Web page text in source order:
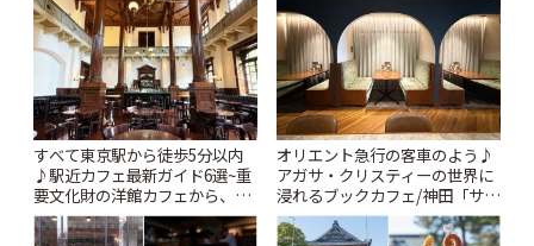
すべて東京駅から徒歩5分以内
♪駅近カフェ最新ガイド6選~重
要文化財の洋館カフェから、改
札すぐのレトロ喫茶まで~ | こと
りっぷ
オリエント急行の客車のよう♪
アガサ・クリスティーの世界に
浸れるブックカフェ/神田「サロ
ンクリスティ」 | ことりっぷ